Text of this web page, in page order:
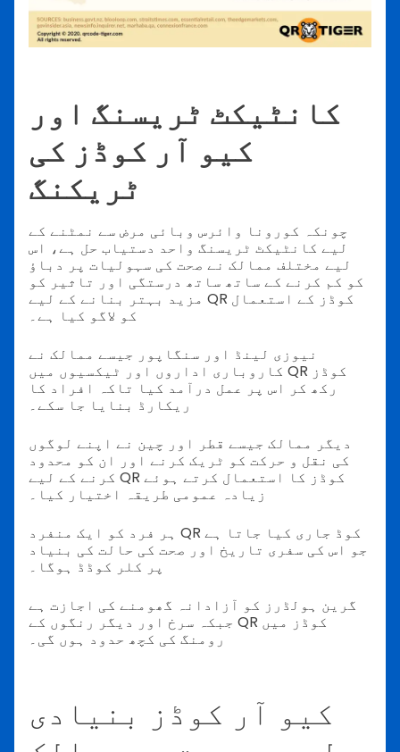
کانٹیکٹ ٹریسنگ اور
کیو آر کوڈز کی
ٹریکنگ
چونکہ کورونا وائرس وبائی مرض سے نمٹنے کے
لیے کانٹیکٹ ٹریسنگ واحد دستیاب حل ہے، اس
لیے مختلف ممالک نے صحت کی سہولیات پر دباؤ
کو کم کرنے کے ساتھ ساتھ درستگی اور تاثیر کو
مزید بہتر بنانے کے لیے QR کوڈز کے استعمال
کو لاگو کیا ہے۔
نیوزی لینڈ اور سنگاپور جیسے ممالک نے
کاروباری اداروں اور ٹیکسیوں میں QR کوڈز
رکھ کر اس پر عمل درآمد کیا تاکہ افراد کا
دیگر ممالک جیسے قطر اور چین نے اپنے لوگوں
کی نقل و حرکت کو ٹریک کرنے اور ان کو محدود
کرنے کے لیے QR کوڈز کا استعمال کرتے ہوئے
ہر فرد کو ایک منفرد QR کوڈ جاری کیا جاتا ہے
جو اس کی سفری تاریخ اور صحت کی حالت کی بنیاد
پر کلر کوڈڈ ہوگا۔
گرین ہولڈرز کو آزادانہ گھومنے کی اجازت ہے
جبکہ سرخ اور دیگر رنگوں کے QR کوڈز میں
رومنگ کی کچھ حدود ہوں گی۔
کیو آر کوڈز بنیادی